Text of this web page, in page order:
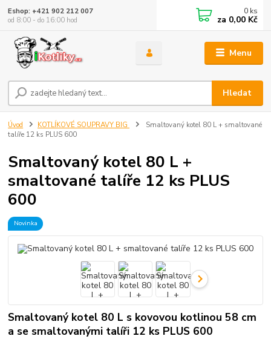
Menu
Hledat
Eshop: +421 902 212 007
od 8:00 - do 16:00 hod
0 ks
za 0,00 Kč
Úvod KOTLÍKOVÉ SOUPRAVY BIG
Smaltovaný kotel 80 L + smaltované
talíře 12 ks PLUS 600
Smaltovaný kotel 80 L +
smaltované talíře 12 ks PLUS
600
Novinka
Smaltovaný kotel 80 L s kovovou kotlinou 58 cm
a se smaltovanými talíři 12 ks PLUS 600